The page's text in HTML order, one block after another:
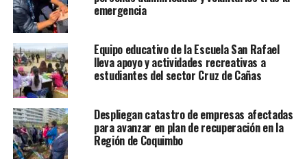
emergencia
Equipo educativo de la Escuela San Rafael
lleva apoyo y actividades recreativas a
estudiantes del sector Cruz de Cañas
Despliegan catastro de empresas afectadas
para avanzar en plan de recuperación en la
Región de Coquimbo